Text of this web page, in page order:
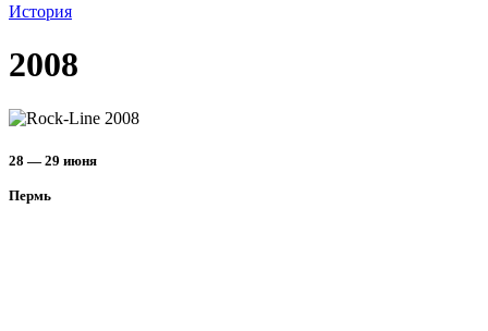
История
2008
28 — 29 июня
Пермь